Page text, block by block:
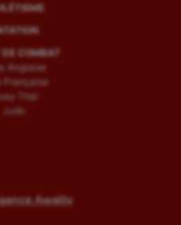
COMBAT
Anglaise
Française
Thaï
Judo
Awelty